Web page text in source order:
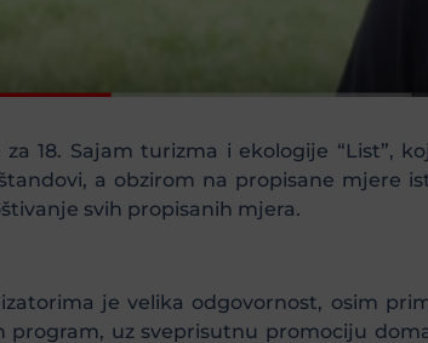
za 18. Sajam turizma i ekologije “List”,
a obzirom na propisane mjere
svih propisanih mjera.
je velika odgovornost, osim
program, uz sveprisutnu promociju